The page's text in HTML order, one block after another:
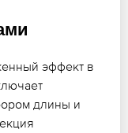
эффект в
длины и